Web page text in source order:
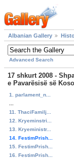
Albanian Gallery
Advanced Search
17 shkurt 2008 -
e Pavarësisë së
1. parlament_n...
11. ThaciFamilj...
12. Kryeminstri...
13. Kryeministr...
14. FestimPrish...
15. FestimPrish...
16. FestimPrish...